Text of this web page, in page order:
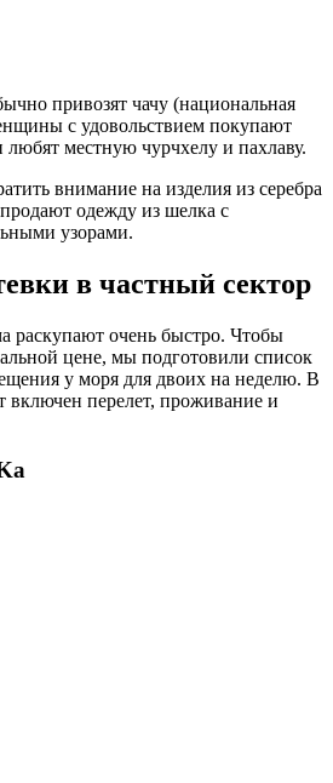
привозят чачу (национальная
с удовольствием покупают
местную чурчхелу и пахлаву.
внимание на изделия из серебра
одежду из шелка с
узорами.
в частный сектор
раскупают очень быстро. Чтобы
цене, мы подготовили список
у моря для двоих на неделю. В
включен перелет, проживание и